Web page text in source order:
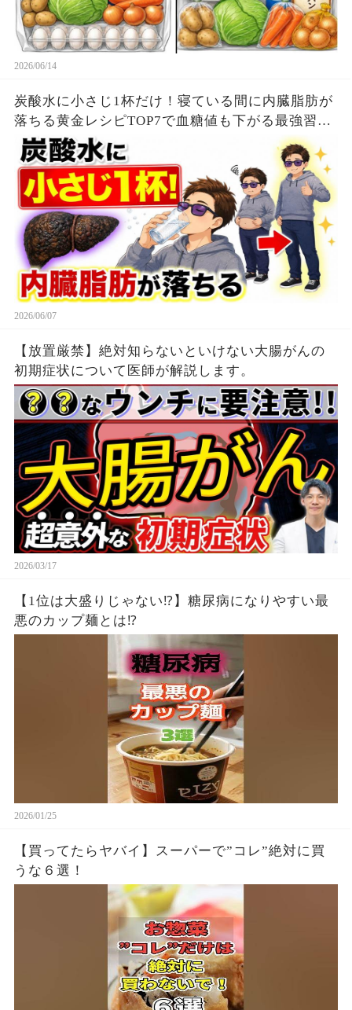
2026/06/14
炭酸水に小さじ1杯だけ！寝ている間に内臓脂肪が
落ちる黄金レシピTOP7で血糖値も下がる最強習慣
【ダイエット整体師】
2026/06/07
【放置厳禁】絶対知らないといけない大腸がんの
初期症状について医師が解説します。
2026/03/17
【1位は大盛りじゃない⁉】糖尿病になりやすい最
悪のカップ麺とは⁉
2026/01/25
【買ってたらヤバイ】スーパーで”コレ”絶対に買
うな６選！